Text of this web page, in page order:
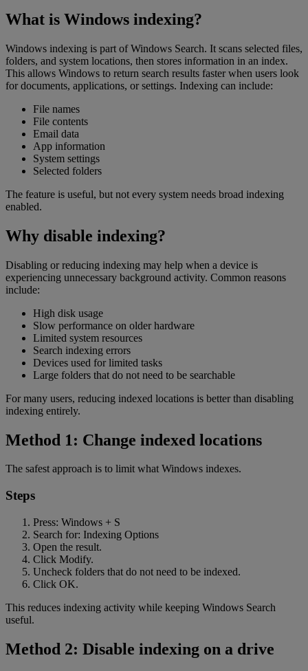
What is Windows indexing?
Windows indexing is part of Windows Search. It scans selected files,
folders, and system locations, then stores information in an index.
This allows Windows to return search results faster when users look
for documents, applications, or settings. Indexing can include:
File names
File contents
Email data
App information
System settings
Selected folders
The feature is useful, but not every system needs broad indexing
enabled.
Why disable indexing?
Disabling or reducing indexing may help when a device is
experiencing unnecessary background activity. Common reasons
include:
High disk usage
Slow performance on older hardware
Limited system resources
Search indexing errors
Devices used for limited tasks
Large folders that do not need to be searchable
For many users, reducing indexed locations is better than disabling
indexing entirely.
Method 1: Change indexed locations
The safest approach is to limit what Windows indexes.
Steps
Press: Windows + S
Search for: Indexing Options
Open the result.
Click Modify.
Uncheck folders that do not need to be indexed.
Click OK.
This reduces indexing activity while keeping Windows Search
useful.
Method 2: Disable indexing on a drive